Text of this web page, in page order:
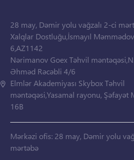
28 may, Dəmir yolu vağzalı 2-ci
Xalqlar Dostluğu,İsmayıl
6,AZ1142
Nərimanov Goex Təhvil
Əhməd Rəcəbli 4/6
Elmlər Akademiyası Skybox Təhvil
məntəqəsi,Yasamal rayonu, Şəfayət
16B
Mərkəzi ofis: 28 may, Dəmir yolu
mərtəbə